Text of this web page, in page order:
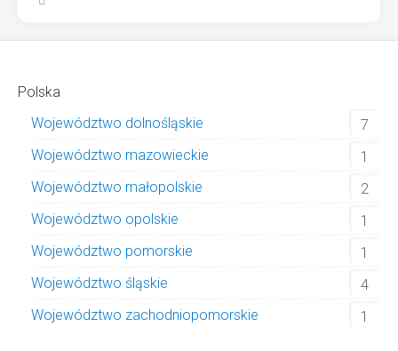
Polska
Województwo dolnośląskie
7
Województwo mazowieckie
1
Województwo małopolskie
2
Województwo opolskie
1
Województwo pomorskie
1
Województwo śląskie
4
Województwo zachodniopomorskie
1